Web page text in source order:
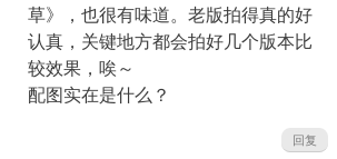
草》，也很有味道。老版拍得真的好
认真，关键地方都会拍好几个版本比
较效果，唉～
配图实在是什么？
回复